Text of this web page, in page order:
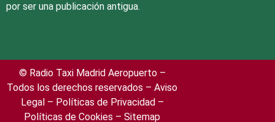
por ser una publicación antigua.
© Radio Taxi Madrid Aeropuerto –
Todos los derechos reservados – Aviso
Legal– Políticas de Privacidad–
Políticas de Cookies – Sitemap